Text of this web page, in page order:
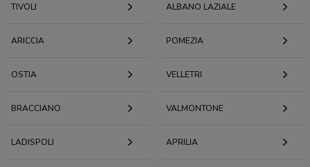
TIVOLI ALBANO LAZIALE
ARICCIA POMEZIA
OSTIA VELLETRI
BRACCIANO VALMONTONE
LADISPOLI APRILIA